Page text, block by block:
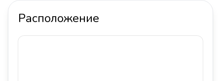
Расположение